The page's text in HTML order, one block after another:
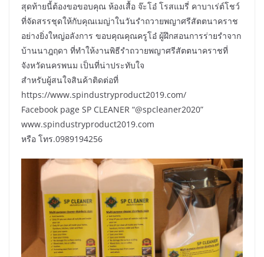
สุดท้ายนี้ต้องขอขอบคุณ ห้องเสื้อ จ๊ะโอ๋ โรสแมรี่ คาบาเร่ต์โชว์
ที่จัดสรรชุดให้กับคุณเมญ่าในวันรำถวายพญาศรีสัตตนาคราช
อย่างยิ่งใหญ่อลังการ ขอบคุณคุณครูโอ๋ ผู้ฝึกสอนการร่ายรำจาก
บ้านนาฎฤดา ที่ทำให้งานพิธีรำถวายพญาศรีสัตตนาคราชที่
จังหวัดนครพนม เป็นที่น่าประทับใจ
สำหรับผู้สนใจสินค้าติดต่อที่
https://www.spindustryproduct2019.com/
Facebook page SP CLEANER “@spcleaner2020”
www.spindustryproduct2019.com
หรือ โทร.0989194256